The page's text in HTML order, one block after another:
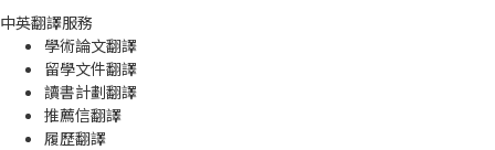
中英翻譯服務
學術論文翻譯
留學文件翻譯
讀書計劃翻譯
推薦信翻譯
履歷翻譯